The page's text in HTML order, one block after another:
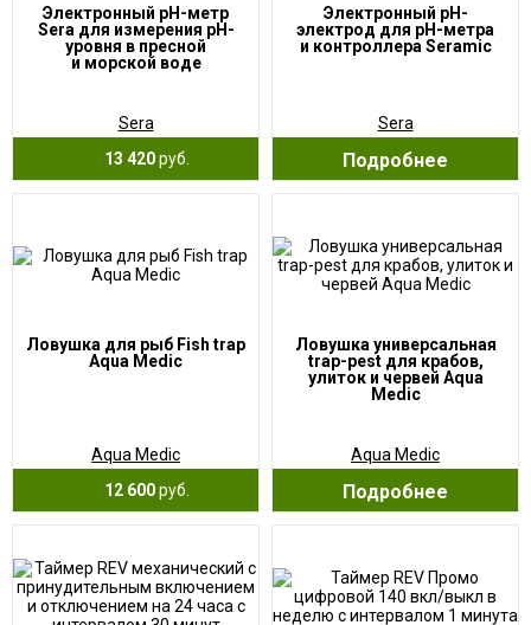
Электронный pH-метр
Sera для измерения pH-
уровня в пресной
и морской воде
Sera
13 420руб.
Электронный pH-
электрод для pH-метра
и контроллера Seramic
Sera
Подробнее
Ловушка для рыб Fish trap
Aqua Medic
Aqua Medic
12 600руб.
Ловушка универсальная
trap-pest для крабов,
улиток и червей Aqua
Medic
Aqua Medic
Подробнее